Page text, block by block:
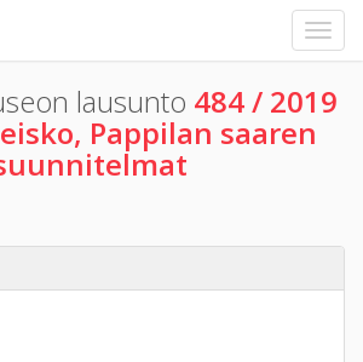
lausunto 484 / 2019
Pappilan saaren